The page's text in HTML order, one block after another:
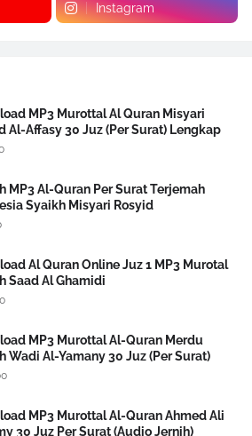
Instagram
MP3 Murottal Al Quran Misyari
Al-Affasy 30 Juz (Per Surat) Lengkap
MP3 Al-Quran Per Surat Terjemah
Syaikh Misyari Rosyid
Al Quran Online Juz 1 MP3 Murotal
Saad Al Ghamidi
MP3 Murottal Al-Quran Merdu
Wadi Al-Yamany 30 Juz (Per Surat)
MP3 Murottal Al-Quran Ahmed Ali
30 Juz Per Surat (Audio Jernih)